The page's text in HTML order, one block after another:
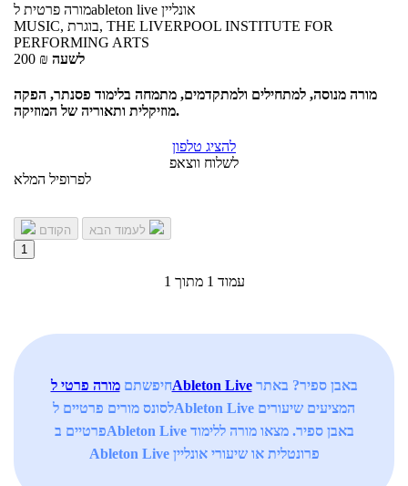
מורה פרטיתלableton live אונליין
MUSIC, בוגרת, THE LIVERPOOL INSTITUTE FOR
PERFORMING ARTS
200 ₪ לשעה
מורה מנוסה, למתחילים ולמתקדמים, מתמחה בלימוד פסנתר, הפקה
מוזיקלית ותאוריה של המוזיקה.
להציג טלפון
לשלוח ווצאפ
לפרופיל המלא
הקודם
1
עמוד 1 מתוך 1
חיפשתםמורה פרטי לAbleton Liveבאבן ספיר? באתר
לסונס מורים פרטיים לAbleton Live המציעים שיעורים
פרטיים בAbleton Live באבן ספיר. מצאו מורה ללימוד
Ableton Live פרונטלית או שיעורי אונליין